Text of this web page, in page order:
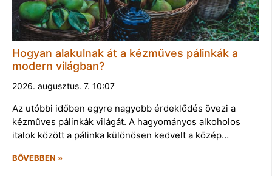
Hogyan alakulnak át a kézműves pálinkák a
modern világban?
2026. augusztus. 7. 10:07
Az utóbbi időben egyre nagyobb érdeklődés övezi a
kézműves pálinkák világát. A hagyományos alkoholos
italok között a pálinka különösen kedvelt a közép…
BŐVEBBEN »